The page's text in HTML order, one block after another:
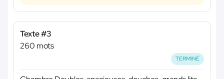
Texte #3
260 mots
TERMINÉ